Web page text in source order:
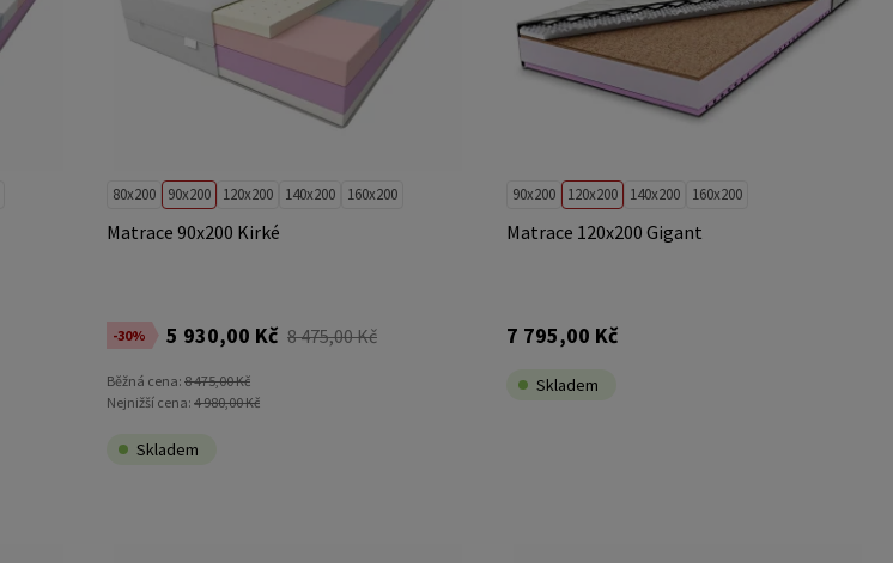
80x200 90x200 120x200 140x200 160x200
Matrace 90x200 Kirké
-30% 5 930,00 Kč 8 475,00 Kč
Běžná cena: 8 475,00 Kč
Nejnižší cena: 4 980,00 Kč
Skladem
90x200 120x200 140x200 160x200
Matrace 120x200 Gigant
7 795,00 Kč
Skladem